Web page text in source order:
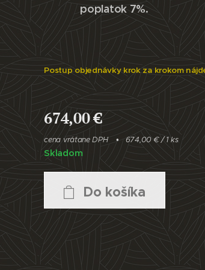
poplatok 7%.
Postup objednávky krok za krokom
674,00€
cena vrátane DPH 674,00 € / 1 ks
Skladom
Do košíka